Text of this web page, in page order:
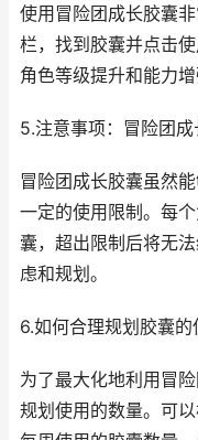
使用冒险团成长胶囊
栏，找到胶囊并点击
角色等级提升和能力增
5.注意事项：冒险团成
冒险团成长胶囊虽然
一定的使用限制。每
囊，超出限制后将无
虑和规划。
6.如何合理规划胶囊的
为了最大化地利用冒
规划使用的数量。可